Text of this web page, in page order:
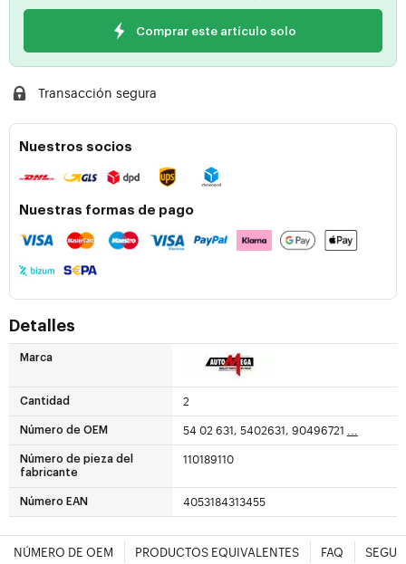
Comprar este artículo solo
Transacción segura
Nuestros socios
Nuestras formas de pago
Detalles
Marca
Cantidad 2
Número de OEM 54 02 631, 5402631, 90496721 ...
Número de pieza del
fabricante
110189110
Número EAN 4053184313455
NÚMERO DE OEM PRODUCTOS EQUIVALENTES FAQ